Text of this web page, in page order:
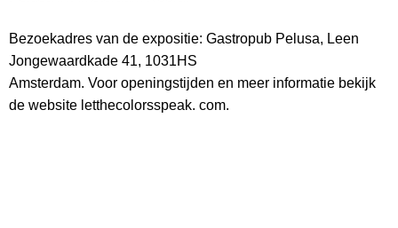
Bezoekadres van de expositie: Gastropub Pelusa, Leen
Jongewaardkade 41, 1031HS
Amsterdam. Voor openingstijden en meer informatie bekijk
de website letthecolorsspeak. com.